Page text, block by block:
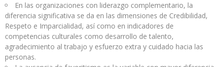
En las organizaciones con liderazgo complementario, la
diferencia significativa se da en las dimensiones de Credibilidad,
Respeto e Imparcialidad, así como en indicadores de
competencias culturales como desarrollo de talento,
agradecimiento al trabajo y esfuerzo extra y cuidado hacia las
personas.